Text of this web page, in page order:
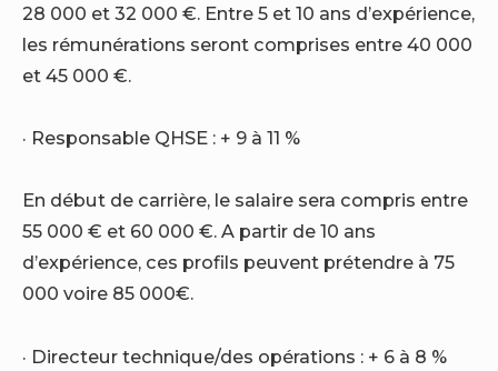
28 000 et 32 000 €. Entre 5 et 10 ans d’expérience,
les rémunérations seront comprises entre 40 000
et 45 000 €.
· Responsable QHSE : + 9 à 11 %
En début de carrière, le salaire sera compris entre
55 000 € et 60 000 €. A partir de 10 ans
d’expérience, ces profils peuvent prétendre à 75
000 voire 85 000€.
· Directeur technique/des opérations : + 6 à 8 %